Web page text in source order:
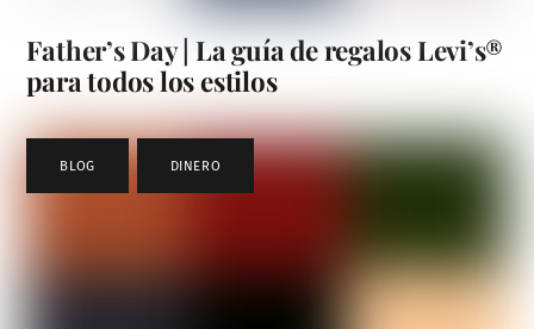
Father’s Day | La guía de regalos Levi’s®
para todos los estilos
BLOG DINERO